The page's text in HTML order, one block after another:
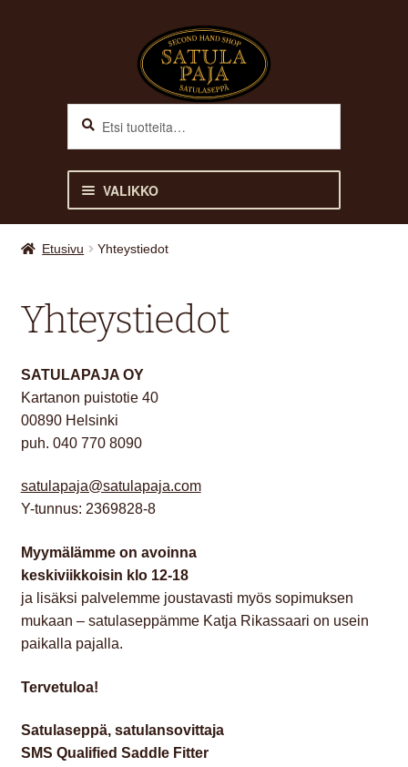
Siirry
navigointiin
Siirry
sisältöön
Haku
VALIKKO
SATULAT
VERKKOKAUPPA
YHTEYSTIEDOT
Etusivu Yhteystiedot
Yhteystiedot
SATULAPAJA OY
Kartanon puistotie 40
00890 Helsinki
puh. 040 770 8090
satulapaja@satulapaja.com
Y-tunnus: 2369828-8
Myymälämme on avoinna
​keskiviikkoisin klo 12-18
ja lisäksi palvelemme joustavasti myös sopimuksen
mukaan – satulaseppämme Katja Rikassaari on usein
paikalla pajalla.
Tervetuloa!
Satulaseppä, satulansovittaja
SMS Qualified Saddle Fitter